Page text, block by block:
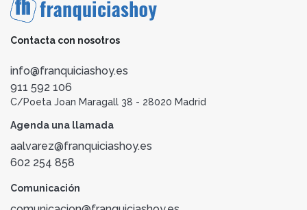
Contacta con nosotros
info@franquiciashoy.es
911 592 106
C/Poeta Joan Maragall 38 - 28020 Madrid
Agenda una llamada
aalvarez@franquiciashoy.es
602 254 858
Comunicación